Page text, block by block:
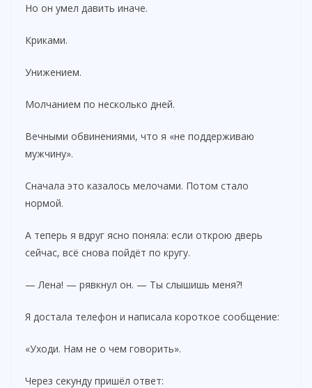
Но он умел давить иначе.
Криками.
Унижением.
Молчанием по несколько дней.
Вечными обвинениями, что я «не поддерживаю
мужчину».
Сначала это казалось мелочами. Потом стало
нормой.
А теперь я вдруг ясно поняла: если открою дверь
сейчас, всё снова пойдёт по кругу.
— Лена! — рявкнул он. — Ты слышишь меня?!
Я достала телефон и написала короткое сообщение:
«Уходи. Нам не о чем говорить».
Через секунду пришёл ответ: